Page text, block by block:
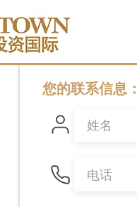
您的联系信息